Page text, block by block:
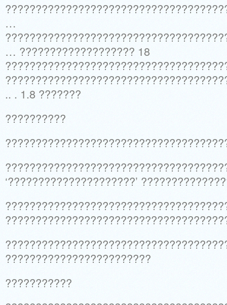
…
… ??????????????????? 18
.. . 1.8 ???????
??????????
‘?????????????????????’
????????????????????????
???????????